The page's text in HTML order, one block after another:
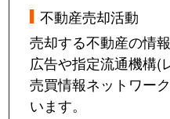
不動産売却活動
売却する不動産の情
広告や指定流通機構(
売買情報ネットワー
います。